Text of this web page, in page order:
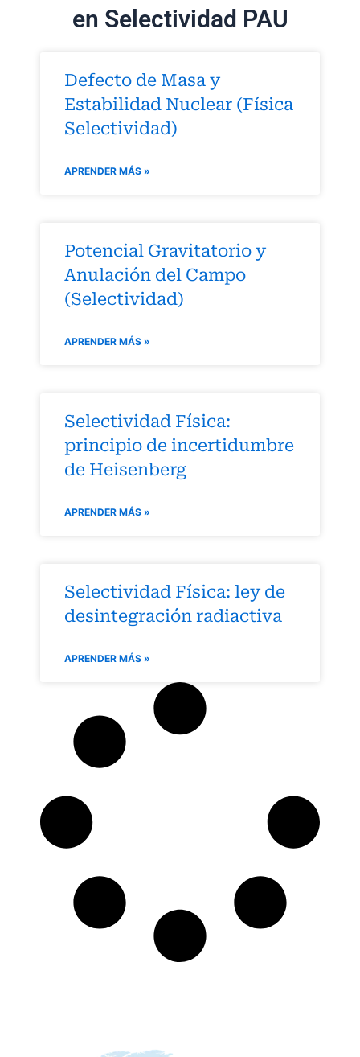
en Selectividad PAU
Defecto de Masa y
Estabilidad Nuclear (Física
Selectividad)
APRENDER MÁS »
Potencial Gravitatorio y
Anulación del Campo
(Selectividad)
APRENDER MÁS »
Selectividad Física:
principio de incertidumbre
de Heisenberg
APRENDER MÁS »
Selectividad Física: ley de
desintegración radiactiva
APRENDER MÁS »